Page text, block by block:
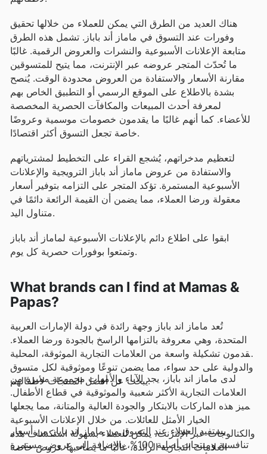
هناك العديد من الطرق التي يمكن للعملاء من خلالها تحقيق
وفورات عند التسوق في ماماز أند باباز. تشمل هذه الطرق
متابعة الإعلانات الأسبوعية والنشرات والعروض الرقمية. غالبًا
ما تُحدّث المتجر عروضه عبر الإنترنت، مما يتيح للمتسوقين
مقارنة الأسعار والاستفادة من العروض محدودة الوقت. يُنصح
بشدة بالاطلاع على الموقع الرسمي أو التطبيق الخاص بهم
لمعرفة أحدث المبيعات والمكافآت الحصرية المخصصة
للأعضاء. كما أنهم غالبًا ما يقدمون خصومات موسمية وعروضًا
خاصة تجعل التسوق أكثر اقتصادًا.
لتعظيم مدخراتهم، يُشجع القراء على التخطيط لمشترياتهم
والاستفادة من عروض ماماز أند باباز الترويجية والإعلانات
الأسبوعية المستمرة. تؤكد المتجر على التزامه بتوفير أسعار
معقولة ورضا العملاء، مما يضمن أن القيمة الرائعة دائمًا في
متناول اليد.
ابقوا على اطلاع دائم بالإعلانات الأسبوعية لماماز أند باباز
وتمتعوا بوفورات حصرية كل يوم.
What brands can I find at Mamas &
Papas?
تُعد ماماز اند باباز وجهة رائدة في دولة الإمارات العربية
المتحدة، وهي معروفة بالتزامها الراسخ بالجودة ورضا العملاء.
يقدمون تشكيلة واسعة من العلامات التجارية الموثوقة، المحلية
والدولية على حد سواء، مما يضمن تنوعًا وموثوقية لكل متسوق
يبحث عن أفضل المنتجات لأطفالهم.
لدى ماماز اند باباز، يجد الآباء والأمهات مجموعة مميزة من
العلامات التجارية الأكثر شعبية والموثوقية في قطاع الأطفال.
تتميز هذه الماركات بالابتكار والجودة العالية والمتانة، مما يجعلها
الخيار الأمثل للعائلات. من خلال الإعلانات الأسبوعية
والكتالوجات عبر الإنترنت، يمكن للعملاء بسهولة استكشاف هذه
العلامات التجارية الرائدة، غالبًا ما يصاحبها عروض خاصة
يستفيد العملاء عند التسوق من ماماز اند باباز من أسعار
تنافسية ومنتجات أصلية 100%، بالإضافة إلى عروض مستمرة